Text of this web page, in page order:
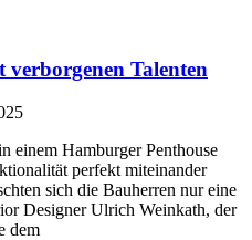
Talenten
einem Hamburger Penthouse
perfekt miteinander
sich die Bauherren nur eine
Designer Ulrich Weinkath, der
dem